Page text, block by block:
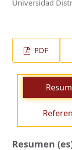
Universidad
PDF
Resumen